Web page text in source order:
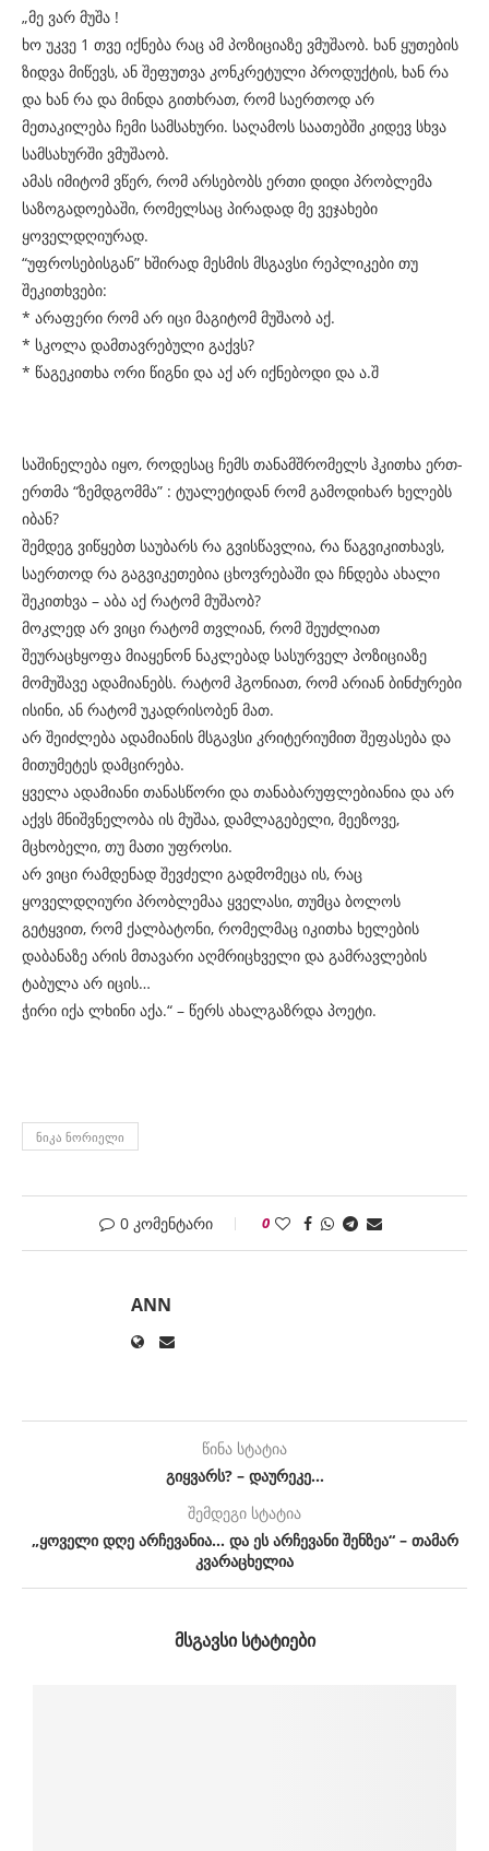
„მე ვარ მუშა !
ხო უკვე 1 თვე იქნება რაც ამ პოზიციაზე ვმუშაობ. ხან ყუთების
ზიდვა მიწევს, ან შეფუთვა კონკრეტული პროდუქტის, ხან რა
და ხან რა და მინდა გითხრათ, რომ საერთოდ არ
მეთაკილება ჩემი სამსახური. საღამოს საათებში კიდევ სხვა
სამსახურში ვმუშაობ.
ამას იმიტომ ვწერ, რომ არსებობს ერთი დიდი პრობლემა
საზოგადოებაში, რომელსაც პირადად მე ვეჯახები
ყოველდღიურად.
“უფროსებისგან” ხშირად მესმის მსგავსი რეპლიკები თუ
შეკითხვები:
* არაფერი რომ არ იცი მაგიტომ მუშაობ აქ.
* სკოლა დამთავრებული გაქვს?
* წაგეკითხა ორი წიგნი და აქ არ იქნებოდი და ა.შ
საშინელება იყო, როდესაც ჩემს თანამშრომელს ჰკითხა ერთ-
ერთმა “ზემდგომმა” : ტუალეტიდან რომ გამოდიხარ ხელებს
იბან?
შემდეგ ვიწყებთ საუბარს რა გვისწავლია, რა წაგვიკითხავს,
საერთოდ რა გაგვიკეთებია ცხოვრებაში და ჩნდება ახალი
შეკითხვა – აბა აქ რატომ მუშაობ?
მოკლედ არ ვიცი რატომ თვლიან, რომ შეუძლიათ
შეურაცხყოფა მიაყენონ ნაკლებად სასურველ პოზიციაზე
მომუშავე ადამიანებს. რატომ ჰგონიათ, რომ არიან ბინძურები
ისინი, ან რატომ უკადრისობენ მათ.
არ შეიძლება ადამიანის მსგავსი კრიტერიუმით შეფასება და
მითუმეტეს დამცირება.
ყველა ადამიანი თანასწორი და თანაბარუფლებიანია და არ
აქვს მნიშვნელობა ის მუშაა, დამლაგებელი, მეეზოვე,
მცხობელი, თუ მათი უფროსი.
არ ვიცი რამდენად შევძელი გადმომეცა ის, რაც
ყოველდღიური პრობლემაა ყველასი, თუმცა ბოლოს
გეტყვით, რომ ქალბატონი, რომელმაც იკითხა ხელების
დაბანაზე არის მთავარი აღმრიცხველი და გამრავლების
ტაბულა არ იცის…
ჭირი იქა ლხინი აქა.“ – წერს ახალგაზრდა პოეტი.
ᲜᲘᲙᲐ ᲜᲝᲠᲘᲔᲚᲘ
0 კომენტარი 0
ANN
წინა სტატია
გიყვარს? – დაურეკე…
შემდეგი სტატია
„ყოველი დღე არჩევანია… და ეს არჩევანი შენზეა“ – თამარ
კვარაცხელია
ᲛᲡᲒᲐᲕᲡᲘ ᲡᲢᲐᲢᲘᲔᲑᲘ